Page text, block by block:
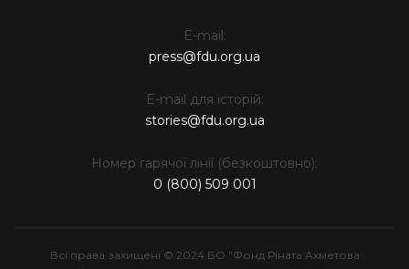
E-mail:
press@fdu.org.ua
E-mail для історій:
stories@fdu.org.ua
Номер гарячої лінії (безкоштовно):
0 (800) 509 001
Всі права захищені © 2024 БО "Фонд Ріната Ахметова